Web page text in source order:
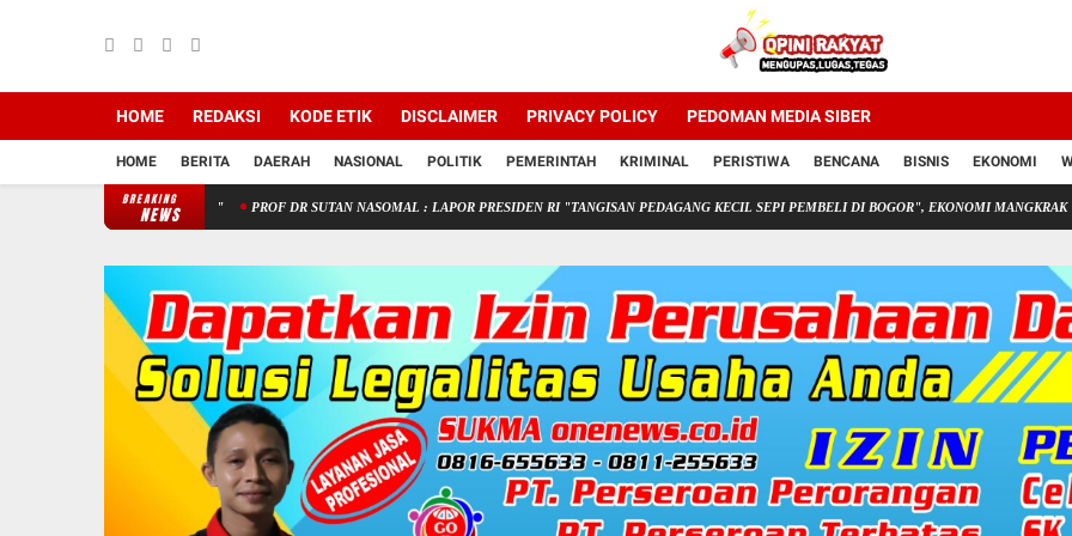
HOME REDAKSI KODE ETIK DISCLAIMER PRIVACY POLICY PEDOMAN MEDIA SIBER
HOME BERITA DAERAH NASIONAL POLITIK PEMERINTAH KRIMINAL PERISTIWA BENCANA BISNIS EKONOMI
BREAKING
NEWS PENGELOLAAN KEUANGAN STIK MELALUI PENERIMAAN NEGERA BUKAN PAJAK(PNBP) "Buka Lembaran Baru! Petani Koperasi